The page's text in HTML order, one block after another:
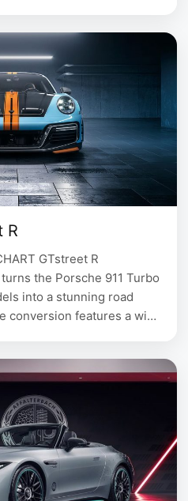
R
GTstreet R
the Porsche 911 Turbo
into a stunning road
conversion features a wide
make the already
the most …